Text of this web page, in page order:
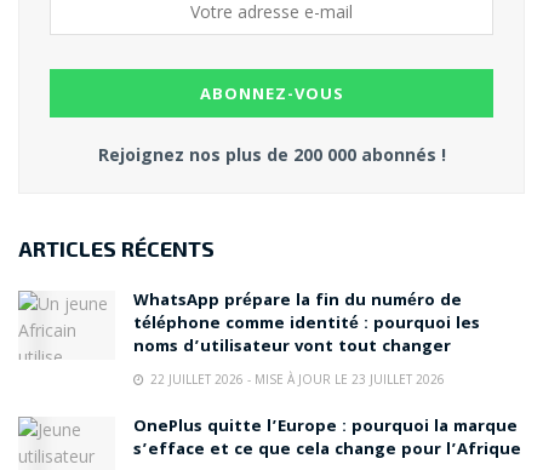
Rejoignez nos plus de 200 000 abonnés !
ARTICLES RÉCENTS
WhatsApp prépare la fin du numéro de
téléphone comme identité : pourquoi les
noms d’utilisateur vont tout changer
22 JUILLET 2026 - MISE À JOUR LE 23 JUILLET 2026
OnePlus quitte l’Europe : pourquoi la marque
s’efface et ce que cela change pour l’Afrique